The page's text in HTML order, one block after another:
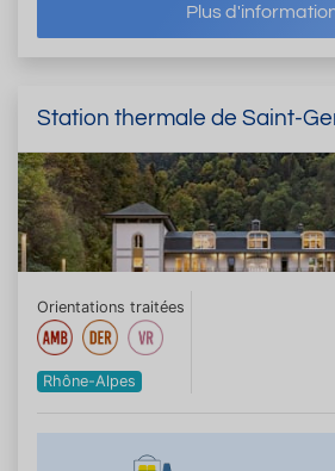
Plus
Station thermale de Saint-
Orientations traitées
Rhône-Alpes